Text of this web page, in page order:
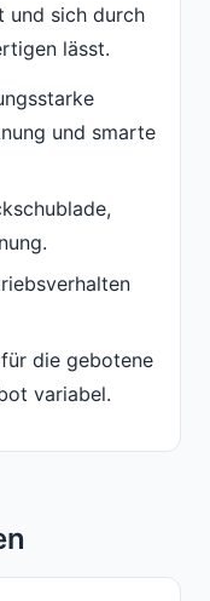
und sich durch
lässt.
und smarte
die gebotene
variabel.